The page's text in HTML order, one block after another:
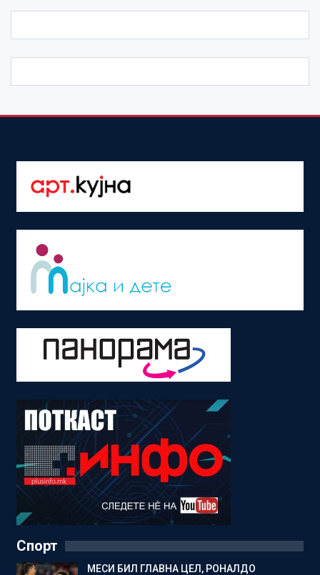
Спорт
МЕСИ БИЛ ГЛАВНА ЦЕЛ, РОНАЛДО